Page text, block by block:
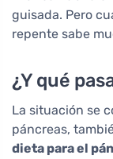
guisada. Pero
repente sabe
¿Y qué
La situación se
páncreas,
dieta para el